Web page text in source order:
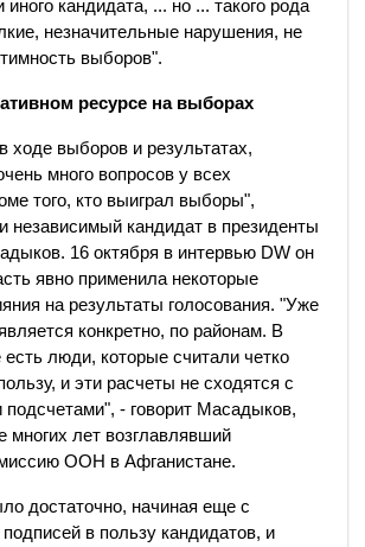
иного кандидата, ... но ... такого рода
незначительные нарушения, не
выборов".
ресурсе на выборах
ходе выборов и результатах,
много вопросов у всех
того, кто выиграл выборы",
независимый кандидат в президенты
16 октября в интервью DW он
явно применила некоторые
на результаты голосования. "Уже
конкретно, по районам. В
люди, которые считали четко
и эти расчеты не сходятся с
- говорит Масадыков,
многих лет возглавлявший
ООН в Афганистане.
достаточно, начиная еще с
в пользу кандидатов, и